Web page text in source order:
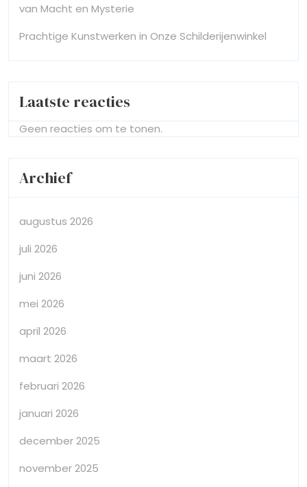
van Macht en Mysterie
Prachtige Kunstwerken in Onze Schilderijenwinkel
Laatste reacties
Geen reacties om te tonen.
Archief
augustus 2026
juli 2026
juni 2026
mei 2026
april 2026
maart 2026
februari 2026
januari 2026
december 2025
november 2025